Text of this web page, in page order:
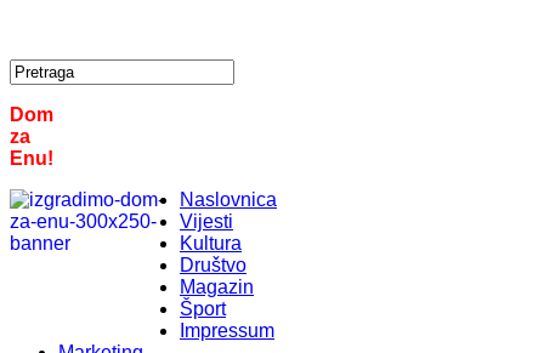
Dom
za
Enu!
Naslovnica
Vijesti
Kultura
Društvo
Magazin
Šport
Impressum